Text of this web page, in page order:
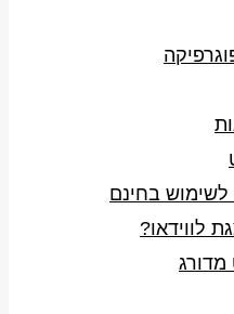
לשימוש בחינם
לווידאו?